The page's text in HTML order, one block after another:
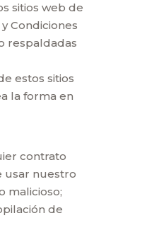
sitios web de
Condiciones
respaldadas
estos sitios
la forma en
contrato
usar nuestro
malicioso;
de